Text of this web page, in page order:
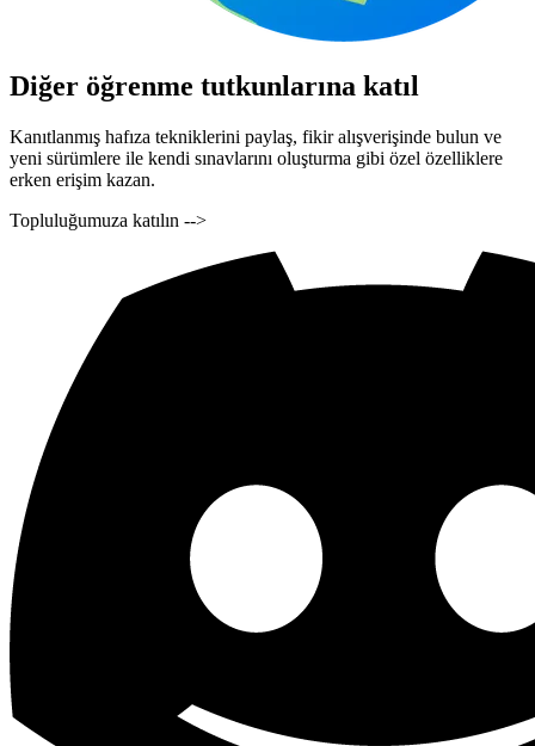
Diğer öğrenme tutkunlarına katıl
Kanıtlanmış hafıza tekniklerini paylaş, fikir alışverişinde bulun ve
yeni sürümlere ile kendi sınavlarını oluşturma gibi özel özelliklere
erken erişim kazan.
Topluluğumuza katılın -->